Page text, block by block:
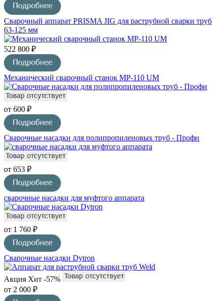
Сварочный аппарат PRISMA JIG для раструбной сварки труб
63-125 мм
522 800 ₽
Механический сварочный станок MP-110 UM
от 600 ₽
Сварочные насадки для полипропиленовых труб - Профи
от 653 ₽
сварочные насадки для муфтого аппарата
от 1 760 ₽
Сварочные насадки Dytron
Акция Хит -57%
от 2 000 ₽